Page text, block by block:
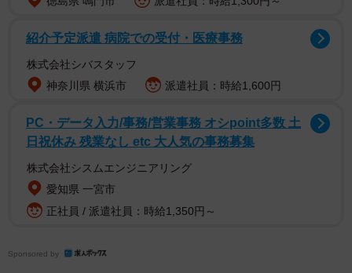
私は「もしかしてこの13枚はお会計に入っていないかも」
と思い、すぐに店長に報告しました。その後店長がお会計
情報を確認したところ、テーブルの下に隠されていた13枚
分の代金は支払われていないことが分かりました。
ースタッフがテーブルでお皿を数える時には、気が付かな
かったのでしょうか？
スタッフはテーブルの上しか確認しませんし、まさかこん
なことをするお客様がいるとは誰も予想していませんでし
食い逃げをしたのは4人組の若い男性グループだということ
紹介予定派遣 病院での受付・医療事務
株式会社シバスタッフ
神奈川県 横浜市
派遣社員：時給1,600円
PC・データ入力/事務/営業事務 オシpoint多数 土
日祝休み 残業なし etc 大人気の事務募集
株式会社シスムエンジニアリング
愛知県 一宮市
正社員 / 派遣社員：時給1,350円～
Sponsored by